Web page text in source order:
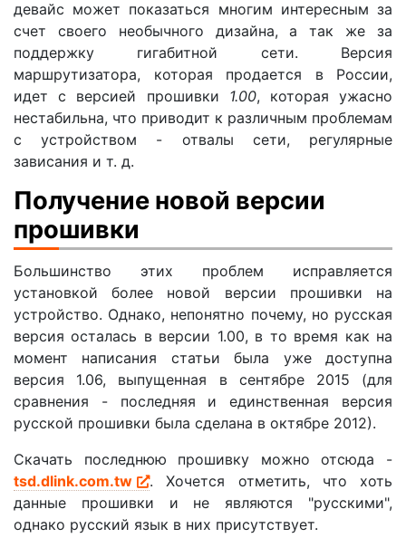
девайс может показаться многим интересным за
счет своего необычного дизайна, а так же за
поддержку гигабитной сети. Версия
маршрутизатора, которая продается в России,
идет с версией прошивки 1.00, которая ужасно
нестабильна, что приводит к различным проблемам
с устройством - отвалы сети, регулярные
зависания и т. д.
Получение новой версии
прошивки
Большинство этих проблем исправляется
установкой более новой версии прошивки на
устройство. Однако, непонятно почему, но русская
версия осталась в версии 1.00, в то время как на
момент написания статьи была уже доступна
версия 1.06, выпущенная в сентябре 2015 (для
сравнения - последняя и единственная версия
русской прошивки была сделана в октябре 2012).
Скачать последнюю прошивку можно отсюда -
tsd.dlink.com.tw
. Хочется отметить, что хоть
данные прошивки и не являются "русскими",
однако русский язык в них присутствует.